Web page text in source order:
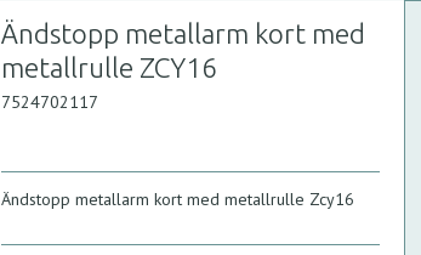
Ändstopp metallarm kort med
metallrulle ZCY16
7524702117
Ändstopp metallarm kort med metallrulle Zcy16